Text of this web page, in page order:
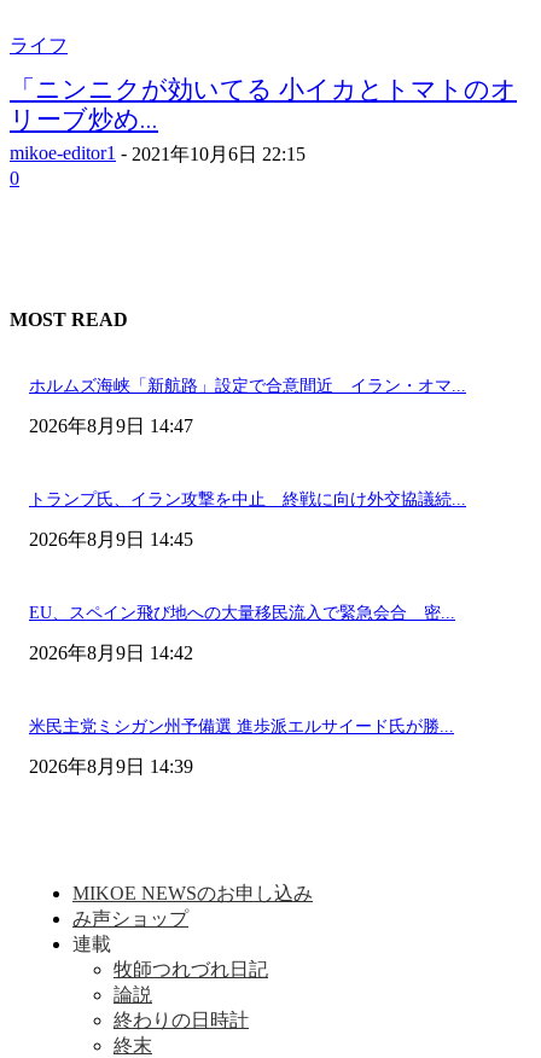
ライフ
「ニンニクが効いてる 小イカとトマトのオ
リーブ炒め...
mikoe-editor1 - 2021年10月6日 22:15
0
MOST READ
ホルムズ海峡「新航路」設定で合意間近 イラン・オマ...
2026年8月9日 14:47
トランプ氏、イラン攻撃を中止 終戦に向け外交協議続...
2026年8月9日 14:45
EU、スペイン飛び地への大量移民流入で緊急会合 密...
2026年8月9日 14:42
米民主党ミシガン州予備選 進歩派エルサイード氏が勝...
2026年8月9日 14:39
MIKOE NEWSのお申し込み
み声ショップ
連載
牧師つれづれ日記
論説
終わりの日時計
終末